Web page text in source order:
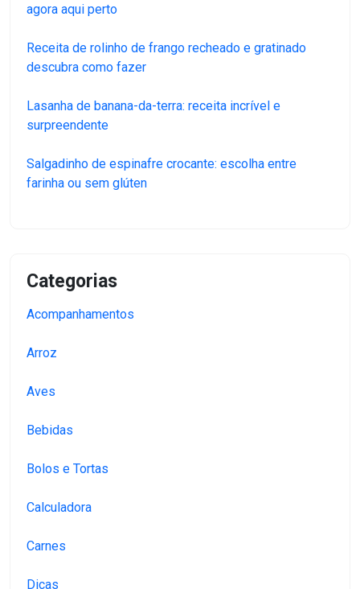
agora aqui perto
Receita de rolinho de frango recheado e gratinado
descubra como fazer
Lasanha de banana-da-terra: receita incrível e
surpreendente
Salgadinho de espinafre crocante: escolha entre
farinha ou sem glúten
Categorias
Acompanhamentos
Arroz
Aves
Bebidas
Bolos e Tortas
Calculadora
Carnes
Dicas